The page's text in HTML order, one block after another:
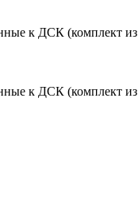
к ДСК (комплект
к ДСК (комплект